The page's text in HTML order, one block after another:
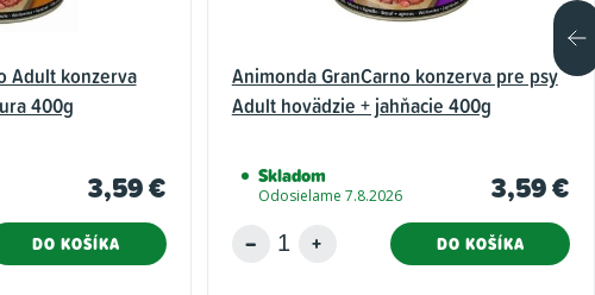
Adult konzerva
400g
3,59 €
DO KOŠÍKA
Animonda GranCarno konzerva pre psy
Adult hovädzie + jahňacie 400g
Skladom
Odosielame 7.8.2026 3,59 €
DO KOŠÍKA